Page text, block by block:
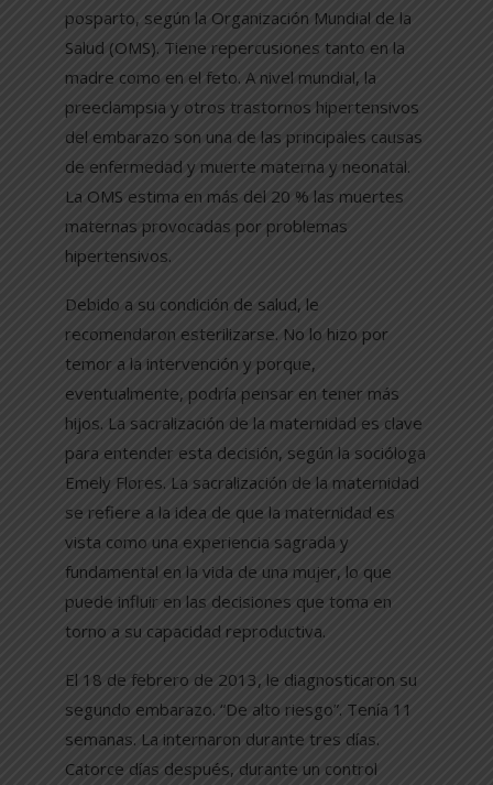
posparto, según la Organización Mundial de la
Salud (OMS). Tiene repercusiones tanto en la
madre como en el feto. A nivel mundial, la
preeclampsia y otros trastornos hipertensivos
del embarazo son una de las principales causas
de enfermedad y muerte materna y neonatal.
La OMS estima en más del 20 % las muertes
maternas provocadas por problemas
hipertensivos.
Debido a su condición de salud, le
recomendaron esterilizarse. No lo hizo por
temor a la intervención y porque,
eventualmente, podría pensar en tener más
hijos. La sacralización de la maternidad es clave
para entender esta decisión, según la socióloga
Emely Flores. La sacralización de la maternidad
se refiere a la idea de que la maternidad es
vista como una experiencia sagrada y
fundamental en la vida de una mujer, lo que
puede influir en las decisiones que toma en
torno a su capacidad reproductiva.
El 18 de febrero de 2013, le diagnosticaron su
segundo embarazo. “De alto riesgo”. Tenía 11
semanas. La internaron durante tres días.
Catorce días después, durante un control